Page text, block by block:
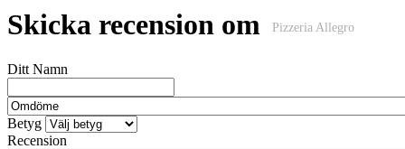
Skicka recension om Pizzeria Allegro
Ditt Namn
Betyg
Recension